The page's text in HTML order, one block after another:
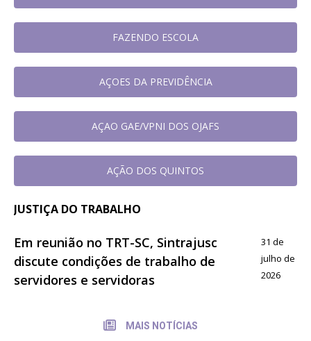
FAZENDO ESCOLA
AÇOES DA PREVIDÊNCIA
AÇAO GAE/VPNI DOS OJAFS
AÇÃO DOS QUINTOS
JUSTIÇA DO TRABALHO
Em reunião no TRT-SC, Sintrajusc
discute condições de trabalho de
servidores e servidoras
31 de
julho de
2026
MAIS NOTÍCIAS